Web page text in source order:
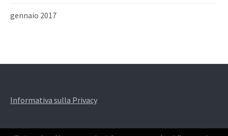
gennaio 2017
Informativa sulla Privacy